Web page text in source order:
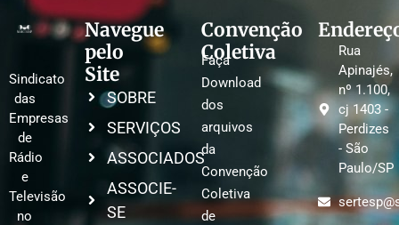
Sindicato
das
Empresas
de
Rádio
e
Televisão
no
Navegue
pelo
Site
SOBRE
SERVIÇOS
ASSOCIADOS
ASSOCIE-
SE
Convenção
Coletiva
Faça
Download
dos
arquivos
da
Convenção
Coletiva
de
Rua
Apinajés,
nº 1.100,
cj 1403 -
Perdizes
- São
Paulo/SP